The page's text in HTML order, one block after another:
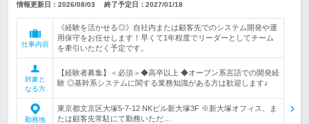
情報更新日：2026/08/03 終了予定日： 2027/01/18
仕事内容
《経験を活かせる◎》自社内または顧客先でのシステム開発や運
用保守をお任せします！早くて1年程度でリーダーとしてチーム
を牽引いただく予定です。
対象と
なる方
【経験者募集】＜必須＞◆高卒以上 ◆オープン系言語での開発経
験 ◎基幹系システムに関する業務知識がある方は歓迎します♪
勤務地
東京都文京区大塚5-7-12 NKビル新大塚3F ※新大塚オフィス、ま
たは顧客先常駐にて勤務いただ…